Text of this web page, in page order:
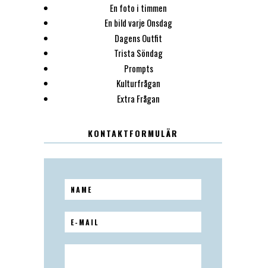
En foto i timmen
En bild varje Onsdag
Dagens Outfit
Trista Söndag
Prompts
Kulturfrågan
Extra Frågan
KONTAKTFORMULÄR